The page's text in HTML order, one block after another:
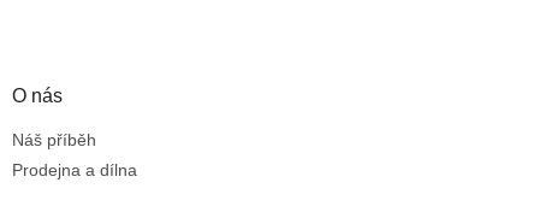
O nás
Náš příběh
Prodejna a dílna